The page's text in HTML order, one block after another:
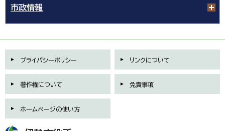
市政情報
プライバシーポリシー リンクについて
著作権について 免責事項
ホームページの使い方